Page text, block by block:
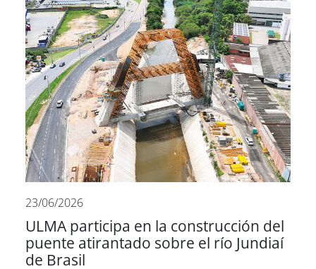
23/06/2026
ULMA participa en la construcción del
puente atirantado sobre el río Jundiaí
de Brasil